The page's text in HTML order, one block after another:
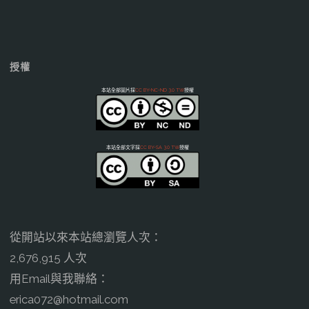
授權
本站全部圖片採CC BY-NC-ND 3.0 TW授權
本站全部文字採CC BY-SA 3.0 TW授權
從開站以來本站總瀏覽人次：
2,676,915 人次
用Email與我聯絡：
erica072@hotmail.com